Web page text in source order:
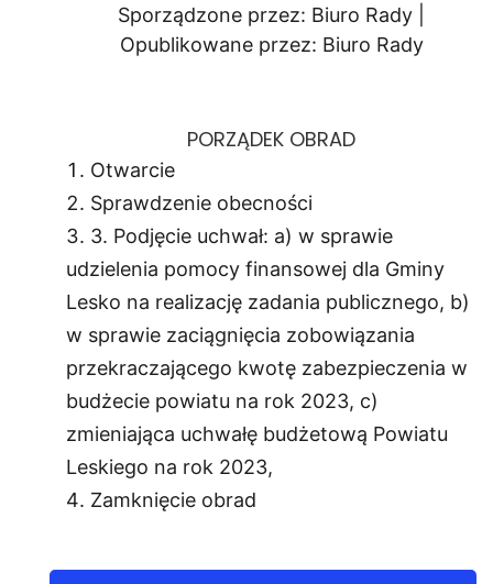
Sporządzone przez: Biuro Rady |
Opublikowane przez: Biuro Rady
PORZĄDEK OBRAD
Otwarcie
Sprawdzenie obecności
3. Podjęcie uchwał: a) w sprawie
udzielenia pomocy finansowej dla Gminy
Lesko na realizację zadania publicznego, b)
w sprawie zaciągnięcia zobowiązania
przekraczającego kwotę zabezpieczenia w
budżecie powiatu na rok 2023, c)
zmieniająca uchwałę budżetową Powiatu
Leskiego na rok 2023,
Zamknięcie obrad